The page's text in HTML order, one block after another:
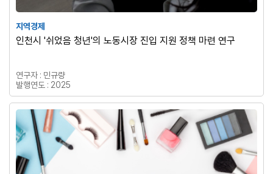
지역경제
인천시 '쉬었음 청년'의 노동시장 진입 지원 정책 마련 연구
연구자 : 민규량
발행연도 : 2025